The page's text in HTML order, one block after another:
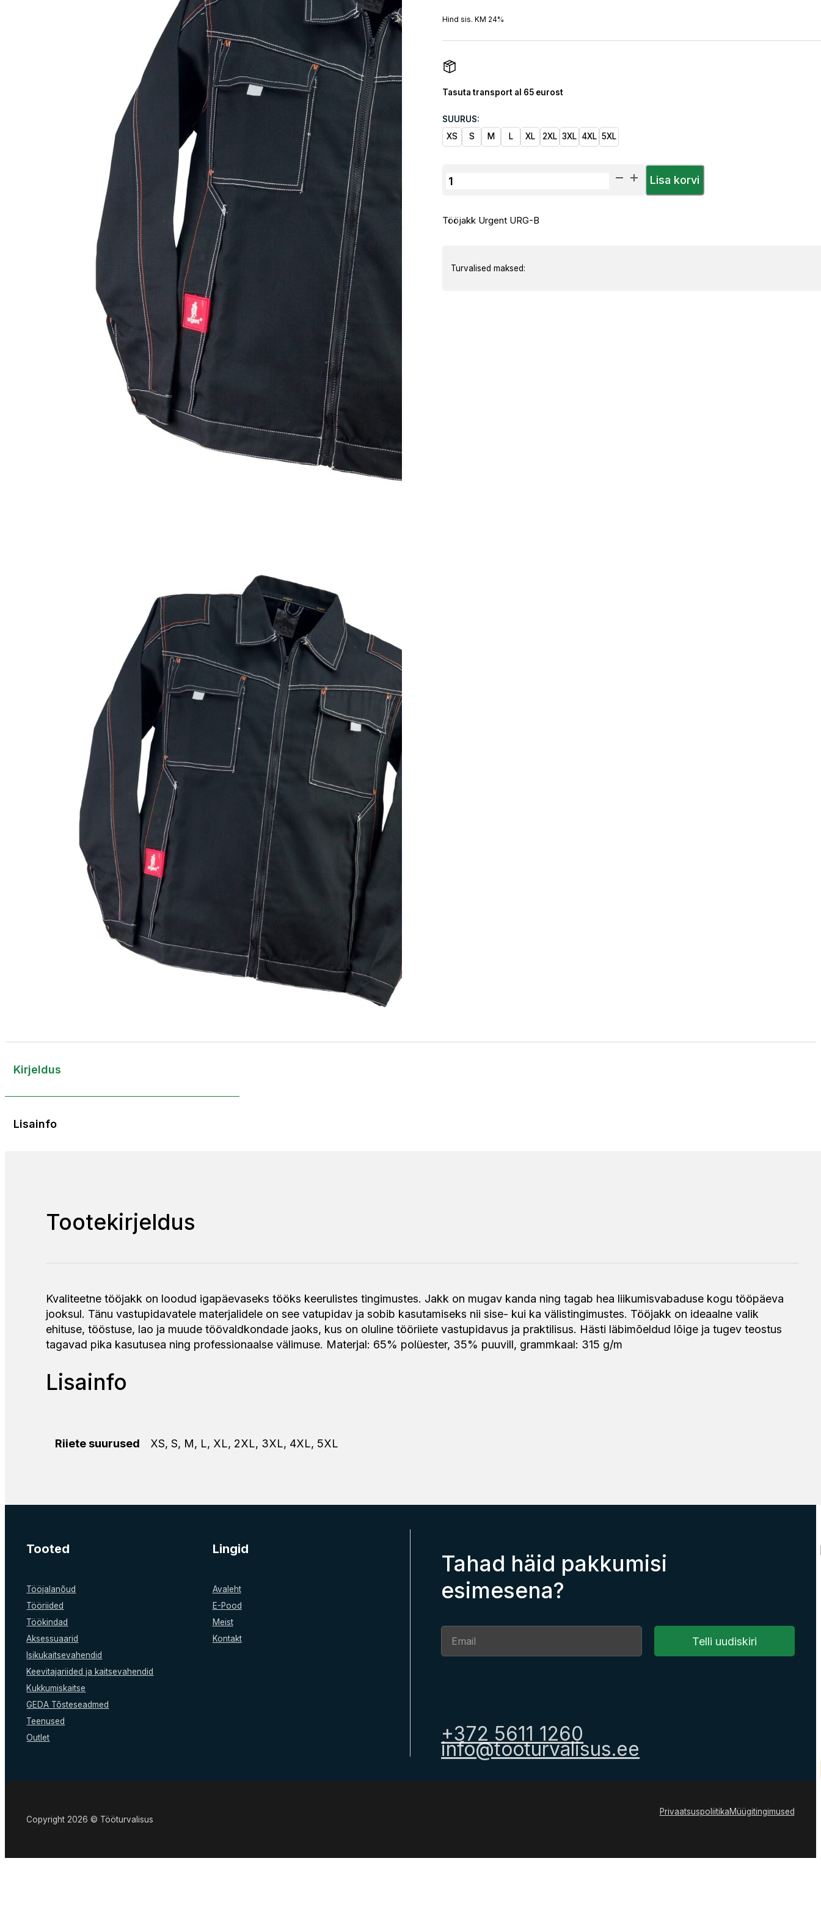
oli:
49,60 €.24,80 €.
Hind sis. KM 24%
Tasuta transport al 65 eurost
SUURUS:
XS
S M L XL 2XL 3XL 4XL 5XL
Tööjakk
B
Lisa korvi
Tööjakk Urgent URG-B
Turvalised maksed:
Kirjeldus
Lisainfo
Tootekirjeldus
Kvaliteetne tööjakk on loodud igapäevaseks tööks keerulistes tingimustes. Jakk on mugav kanda ning tagab hea liikumisvabaduse kogu tööpäeva
jooksul. Tänu vastupidavatele materjalidele on see vatupidav ja sobib kasutamiseks nii sise- kui ka välistingimustes. Tööjakk on ideaalne valik
ehituse, tööstuse, lao ja muude töövaldkondade jaoks, kus on oluline tööriiete vastupidavus ja praktilisus. Hästi läbimõeldud lõige ja tugev teostus
tagavad pika kasutusea ning professionaalse välimuse. Materjal: 65% polüester, 35% puuvill, grammkaal: 315 g/m
Lisainfo
Riiete suurused XS, S, M, L, XL, 2XL, 3XL, 4XL, 5XL
Tooted
Tööjalanõud
Tööriided
Töökindad
Aksessuaarid
Isikukaitsevahendid
Keevitajariided ja kaitsevahendid
Kukkumiskaitse
GEDA Tõsteseadmed
Teenused
Outlet
Lingid
Avaleht
E-Pood
Meist
Kontakt
Tahad häid pakkumisi
esimesena?
Section
Telli uudiskiri
+372 5611 1260
info@tooturvalisus.ee
Copyright 2026 © Tööturvalisus
PrivaatsuspoliitikaMüügitingimused